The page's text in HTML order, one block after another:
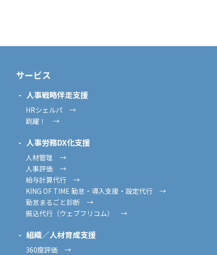
サービス
人事戦略伴走支援
HRシェルパ →
跳躍！ →
人事労務DX化支援
人材管理 →
人事評価 →
給与計算代行 →
KING OF TIME 勤怠・導入支援・設定代行 →
勤怠まるごと診断 →
振込代行（ウェブフリコム） →
組織／人材育成支援
360度評価 →